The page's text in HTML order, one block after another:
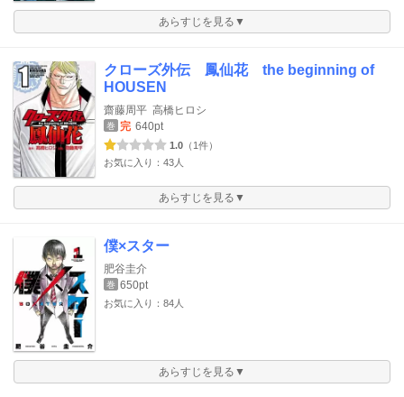
あらすじを見る▼
クローズ外伝 鳳仙花 the beginning of
HOUSEN
齋藤周平 高橋ヒロシ
巻 完 640pt
1.0 （1件）
お気に入り：43人
あらすじを見る▼
僕×スター
肥谷圭介
巻 650pt
お気に入り：84人
あらすじを見る▼